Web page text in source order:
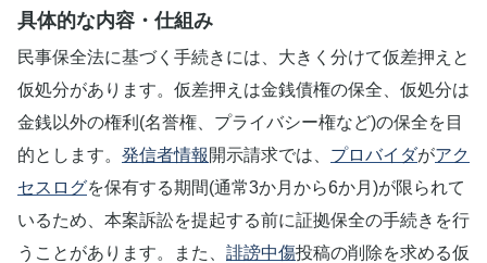
具体的な内容・仕組み
民事保全法に基づく手続きには、大きく分けて仮差押えと
仮処分があります。仮差押えは金銭債権の保全、仮処分は
金銭以外の権利(名誉権、プライバシー権など)の保全を目
的とします。 発信者情報 開示請求では、 プロバイダがアク
セスログを保有する期間(通常3か月から6か月)が限られて
いるため、本案訴訟を提起する前に証拠保全の手続きを行
うことがあります。また、 誹謗中傷投稿の削除を求める仮